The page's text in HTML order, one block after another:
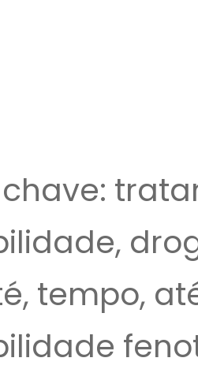
tempo,